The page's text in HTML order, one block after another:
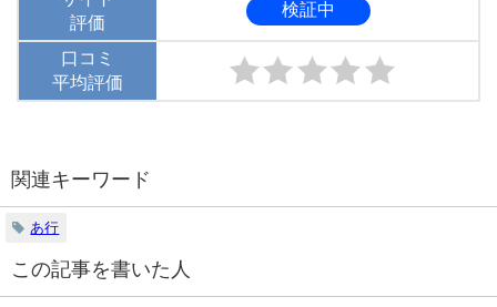
評価
検証中
口コミ
平均評価
関連キーワード
あ行
この記事を書いた人